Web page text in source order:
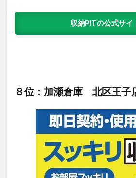
収納PITの公式サイ
８位：加瀬倉庫 北区王子